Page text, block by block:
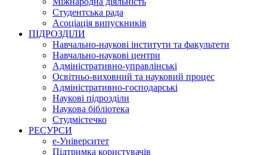
Студентська рада
Асоціація випускників
ПІДРОЗДІЛИ
Навчально-наукові інститути та факультети
Навчально-наукові центри
Адміністративно-управлінські
Освітньо-виховний та науковий процес
Адміністративно-господарські
Наукові підрозділи
Наукова бібліотека
Студмістечко
РЕСУРСИ
е-Університет
Підтримка користувачів